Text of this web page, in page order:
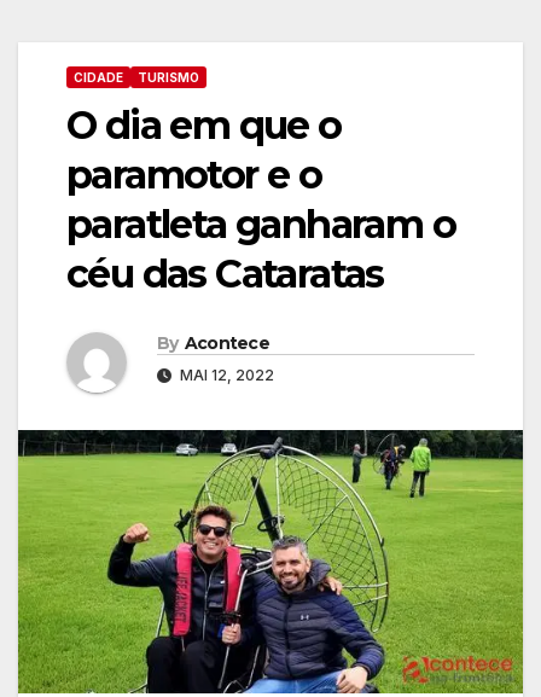
CIDADE TURISMO
O dia em que o
paramotor e o
paratleta ganharam o
céu das Cataratas
By Acontece
MAI 12, 2022